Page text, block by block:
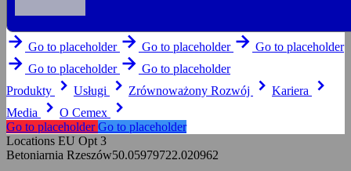
arrow_forward Go to placeholder arrow_forward Go to placeholder arrow_forward Go to placeholder
arrow_forward Go to placeholder arrow_forward Go to placeholder
Produkty
keyboard_arrow_right Usługi keyboard_arrow_right Zrównoważony Rozwój keyboard_arrow_right Kariera keyboard_arrow_right
Media keyboard_arrow_right O Cemex keyboard_arrow_right
Go to placeholderGo to placeholder
Locations EU Opt 3
Betoniarnia Rzeszów50.05979722.020962